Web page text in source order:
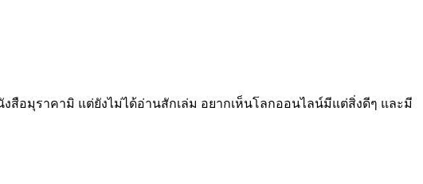
สือมุราคามิ แต่ยังไม่ได้อ่านสักเล่ม อยากเห็นโลกออนไลน์มีแต่สิ่งดีๆ และมี